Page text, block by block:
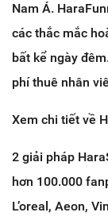
Nam Á.
các thắc mắc
bất kể ngày
phí thuê nhân
Xem chi tiết về
2 giải pháp
hơn 100.000
L’oreal, Aeon,